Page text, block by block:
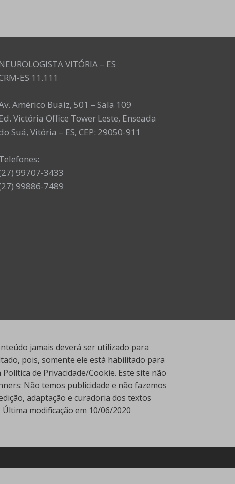
VITÓRIA – ES
ES 11.111
Américo Buaiz, 501 – Sala 109
Victória Office Tower Leste, Enseada
Suá, Vitória – ES, CEP: 29050-911
99707-3433
99886-7489
jamais deverá ser utilizado para
pois, somente ele está habilitado para
de Privacidade/Cookie. Este site não
Não temos publicidade e não fazemos
adaptação e curadoria dos textos
modificação em 10/06/2020